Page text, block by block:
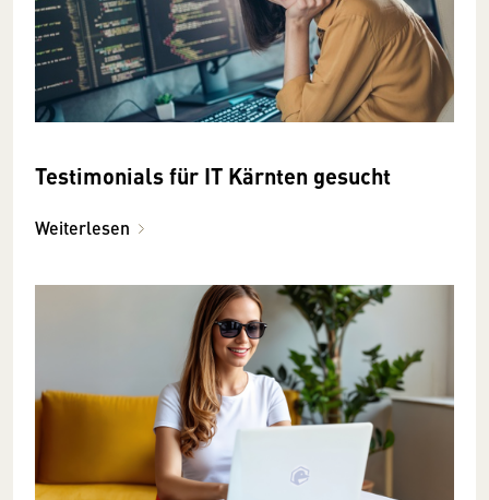
Testimonials für IT Kärnten gesucht
Weiterlesen